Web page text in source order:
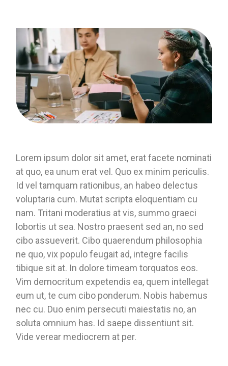
Lorem ipsum dolor sit amet, erat facete nominati
at quo, ea unum erat vel. Quo ex minim periculis.
Id vel tamquam rationibus, an habeo delectus
voluptaria cum. Mutat scripta eloquentiam cu
nam. Tritani moderatius at vis, summo graeci
lobortis ut sea. Nostro praesent sed an, no sed
cibo assueverit. Cibo quaerendum philosophia
ne quo, vix populo feugait ad, integre facilis
tibique sit at. In dolore timeam torquatos eos.
Vim democritum expetendis ea, quem intellegat
eum ut, te cum cibo ponderum. Nobis habemus
nec cu. Duo enim persecuti maiestatis no, an
soluta omnium has. Id saepe dissentiunt sit.
Vide verear mediocrem at per.